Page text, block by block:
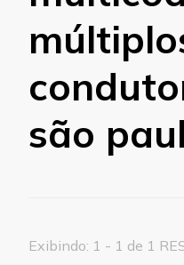
são
Exibindo: 1 - 1 de 1